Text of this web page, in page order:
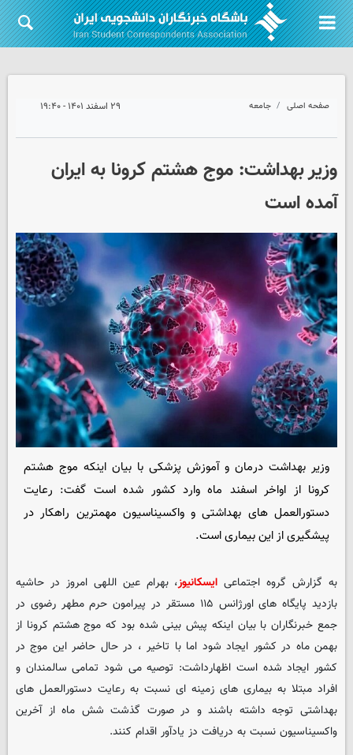
صفحه اصلی جامعه ۲۹ اسفند ۱۴۰۱ - ۱۹:۴۰
وزیر بهداشت: موج هشتم کرونا به ایران
آمده است
وزیر بهداشت درمان و آموزش پزشکی با بیان اینکه موج هشتم
کرونا از اواخر اسفند ماه وارد کشور شده است گفت: رعایت
دستورالعمل های بهداشتی و واکسیناسیون مهمترین راهکار در
پیشگیری از این بیماری است.
به گزارش گروه اجتماعی ایسکانیوز، بهرام عین اللهی امروز در حاشیه
بازدید پایگاه های اورژانس ۱۱۵ مستقر در پیرامون حرم مطهر رضوی در
جمع خبرنگاران با بیان اینکه پیش بینی شده بود که موج هشتم کرونا از
بهمن ماه در کشور ایجاد شود اما با تاخیر ، در حال حاضر این موج در
کشور ایجاد شده است اظهارداشت: توصیه می شود تمامی سالمندان و
افراد مبتلا به بیماری های زمینه ای نسبت به رعایت دستورالعمل های
بهداشتی توجه داشته باشند و در صورت گذشت شش ماه از آخرین
واکسیناسیون نسبت به دریافت دز یادآور اقدام کنند.